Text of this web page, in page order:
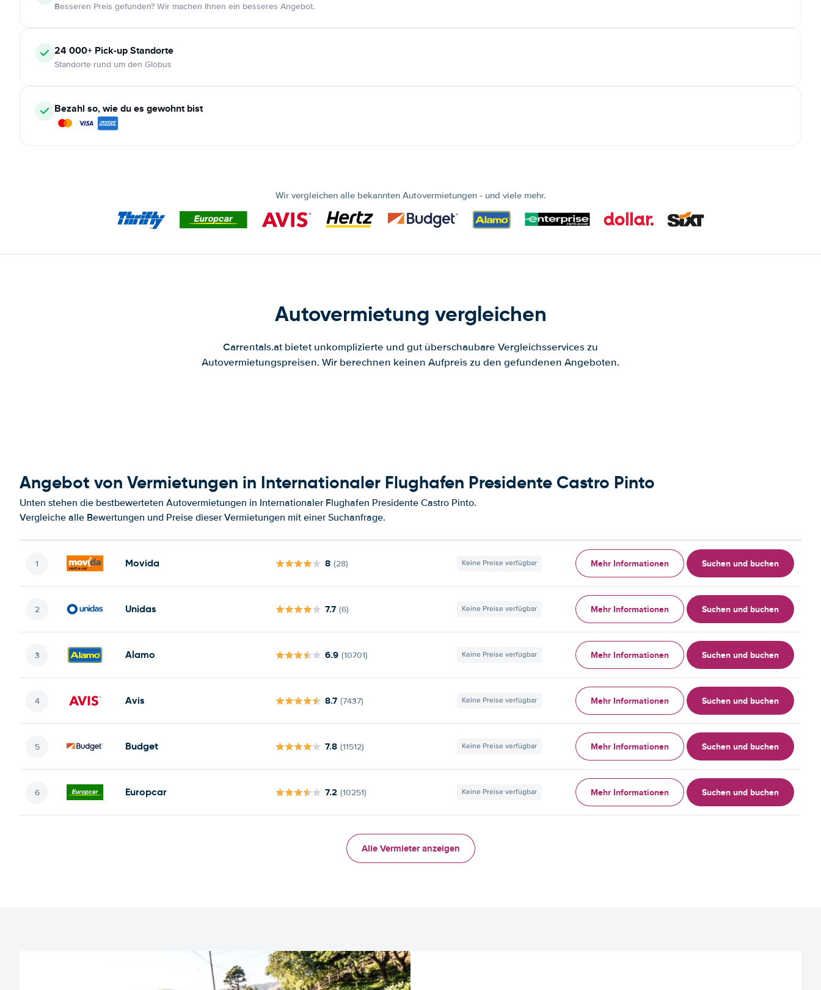
Besseren Preis gefunden? Wir machen Ihnen ein besseres Angebot.
24 000+ Pick-up Standorte
Standorte rund um den Globus
Bezahl so, wie du es gewohnt bist
Wir vergleichen alle bekannten Autovermietungen - und viele mehr.
Autovermietung vergleichen
Carrentals.at bietet unkomplizierte und gut überschaubare Vergleichsservices zu
Autovermietungspreisen. Wir berechnen keinen Aufpreis zu den gefundenen Angeboten.
Angebot von Vermietungen in Internationaler Flughafen Presidente Castro Pinto
Unten stehen die bestbewerteten Autovermietungen in Internationaler Flughafen Presidente Castro Pinto.
Vergleiche alle Bewertungen und Preise dieser Vermietungen mit einer Suchanfrage.
Movida 8 (28) Keine Preise verfügbar Mehr Informationen Suchen und buchen
Unidas 7.7 (6) Keine Preise verfügbar Mehr Informationen Suchen und buchen
Alamo 6.9 (10701) Keine Preise verfügbar Mehr Informationen Suchen und buchen
Avis 8.7 (7437) Keine Preise verfügbar Mehr Informationen Suchen und buchen
Budget 7.8 (11512) Keine Preise verfügbar Mehr Informationen Suchen und buchen
Europcar 7.2 (10251) Keine Preise verfügbar Mehr Informationen Suchen und buchen
Alle Vermieter anzeigen